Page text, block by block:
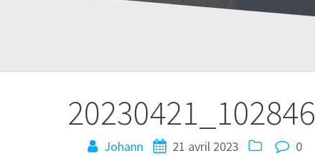
20230421_102846
Johann 21 avril 2023 0